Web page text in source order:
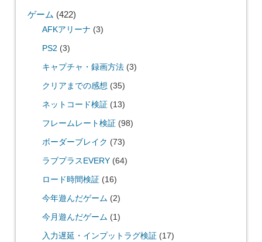
ゲーム (422)
AFKアリーナ (3)
PS2 (3)
キャプチャ・録画方法(3)
クリアまでの感想 (35)
ネットコード検証 (13)
フレームレート検証 (98)
ボーダーブレイク (73)
ラブプラスEVERY(64)
ロード時間検証 (16)
今年遊んだゲーム (2)
今月遊んだゲーム (1)
入力遅延・インプットラグ検証 (17)